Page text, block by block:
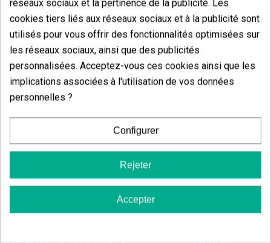
Neptune Hydroponics
Il n'y a pas d'avis dans votre langue, vérifiez-les tous en
cliquant sur « avis dans d'autres langues ».
Afficher les commentaires dans d’autres langues
Produits de même catégorie Tapis
Chauffant Neptune Hydroponics
réseaux sociaux et la pertinence de la publicité. Les
cookies tiers liés aux réseaux sociaux et à la publicité sont
utilisés pour vous offrir des fonctionnalités optimisées sur
les réseaux sociaux, ainsi que des publicités
personnalisées. Acceptez-vous ces cookies ainsi que les
implications associées à l'utilisation de vos données
personnelles ?
Configurer
Rejeter
Accepter